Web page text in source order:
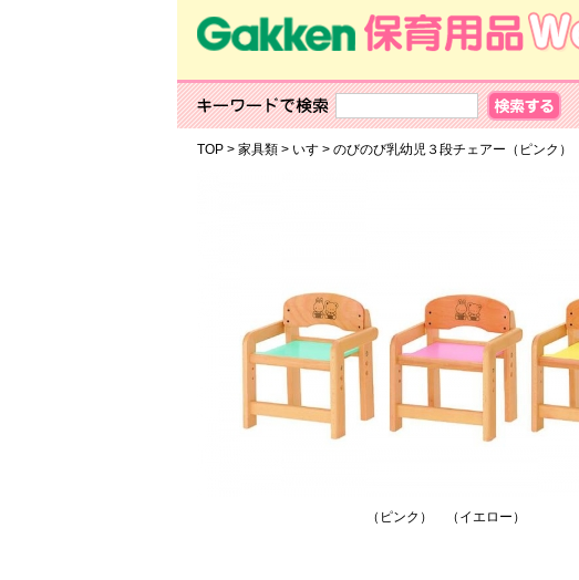
TOP> 家具類> いす> のびのび乳幼児３段チェアー（ピンク）
（ピンク） （イエロー）